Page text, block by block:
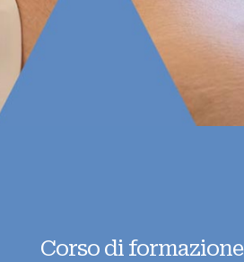
Corso di formazione